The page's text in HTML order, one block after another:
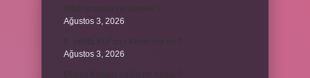
Ağustos 3, 2026
Ağustos 3, 2026